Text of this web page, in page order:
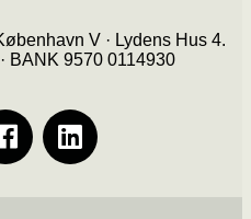
V · Lydens Hus 4.
BANK 9570 0114930